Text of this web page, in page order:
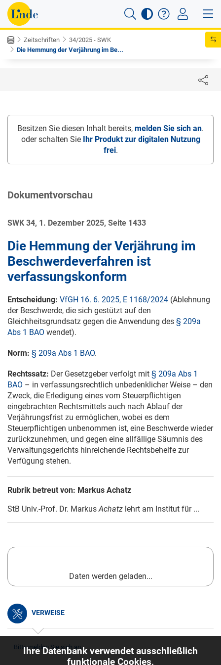
Zeitschriften
34/2025 - SWK
Die Hemmung der Verjährung im Be...
Besitzen Sie diesen Inhalt bereits, melden Sie sich an.
oder schalten Sie Ihr Produkt zur digitalen Nutzung
frei.
Dokumentvorschau
SWK 34, 1. Dezember 2025, Seite 1433
Die Hemmung der Verjährung im
Beschwerdeverfahren ist
verfassungskonform
Entscheidung: VfGH 16. 6. 2025, E 1168/2024 (Ablehnung
der Beschwerde, die sich gestützt auf den
Gleichheitsgrundsatz gegen die Anwendung des § 209a
Abs 1 BAO wendet).
Norm: § 209a Abs 1 BAO.
Rechtssatz: Der Gesetzgeber verfolgt mit § 209a Abs 1
BAO – in verfassungsrechtlich unbedenklicher Weise – den
Zweck, die Erledigung eines vom Steuerpflichtigen
eingebrachten Rechtsmittels auch nach Ablauf der
Verjährungsfrist zu ermöglichen, wobei es dem
Steuerpflichtigen unbenommen ist, eine Beschwerde wieder
zurückzunehmen, und gegen eine allfällige Säumnis des
Verwaltungsgerichts hinreichende Rechtsbehelfe zur
Verfügung stehen.
Rubrik betreut von: Markus Achatz
StB Univ.-Prof. Dr. MarkusAchatz lehrt am Institut für ...
Daten werden geladen...
VERWEISE
Bitte melden Sie sich an.
Ihre Datenbank verwendet ausschließlich
funktionale Cookies,